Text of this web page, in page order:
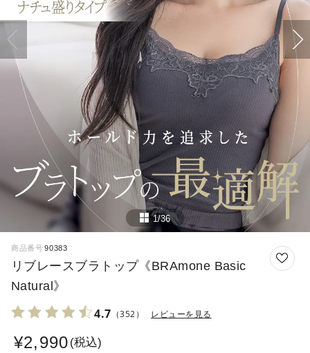
1/36
商品番号 90383
リブレースブラトップ《BRAmone Basic
Natural》
4.7 （352） レビューを見る
¥2,990 税込